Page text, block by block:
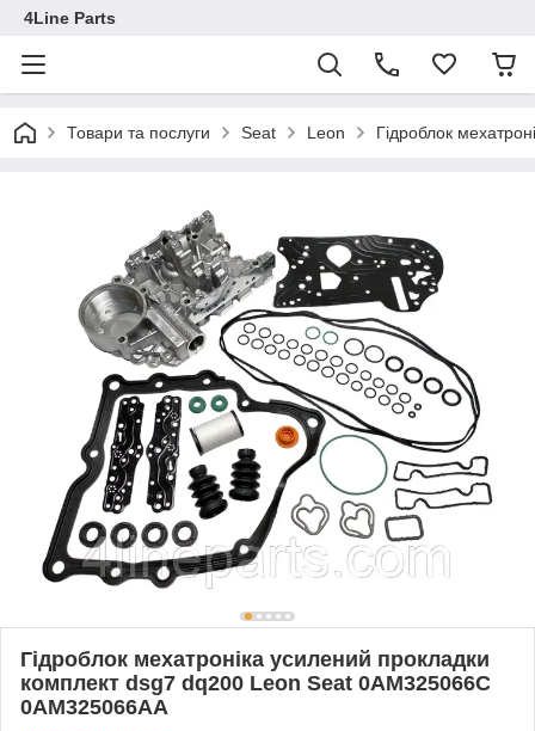
4Line Parts
Товари та послуги Seat Leon Гідроблок
Гідроблок мехатроніка усилений прокладки
комплект dsg7 dq200 Leon Seat 0AM325066C
0AM325066AA